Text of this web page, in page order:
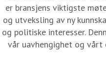
er bransjens viktigste
og utveksling av ny
og politiske interesser.
vår uavhengighet og